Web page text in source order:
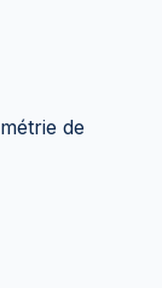
de